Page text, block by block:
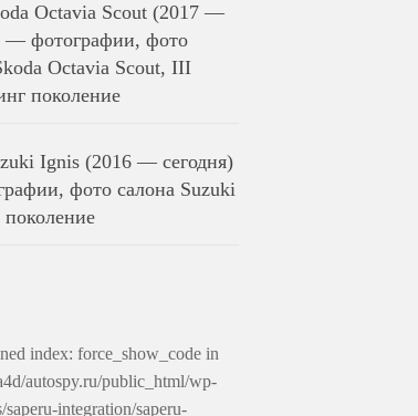
Octavia Scout (2017 —
— фотографии, фото
Octavia Scout, III
поколение
Ignis (2016 — сегодня)
фото салона Suzuki
index: force_show_code in
autospy.ru/public_html/wp-
integration/saperu-